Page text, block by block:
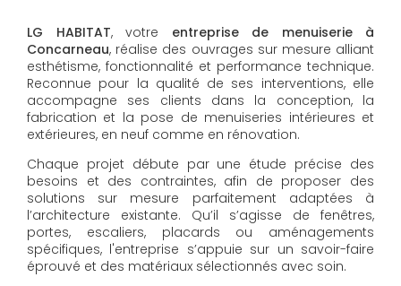
LG HABITAT, votre entreprise de menuiserie à
Concarneau, réalise des ouvrages sur mesure alliant
esthétisme, fonctionnalité et performance technique.
Reconnue pour la qualité de ses interventions, elle
accompagne ses clients dans la conception, la
fabrication et la pose de menuiseries intérieures et
extérieures, en neuf comme en rénovation.
Chaque projet débute par une étude précise des
besoins et des contraintes, afin de proposer des
solutions sur mesure parfaitement adaptées à
l’architecture existante. Qu’il s’agisse de fenêtres,
portes, escaliers, placards ou aménagements
spécifiques, l'entreprise s’appuie sur un savoir-faire
éprouvé et des matériaux sélectionnés avec soin.